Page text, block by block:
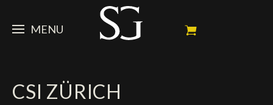
MENU
Porträt
NEWS
CSI ZÜRICH